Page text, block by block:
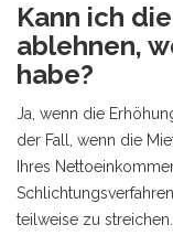
Kann ich
ablehnen,
habe?
Ja, wenn die
der Fall, wenn die
Ihres
teilweise zu